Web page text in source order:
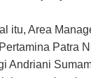
itu, Area
Patra
Andriani